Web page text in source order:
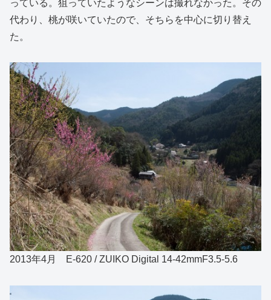
っている。狙っていたようなシーンは撮れなかった。その
代わり、桃が咲いていたので、そちらを中心に切り替え
た。
2013年4月 E-620 / ZUIKO Digital 14-42mmF3.5-5.6